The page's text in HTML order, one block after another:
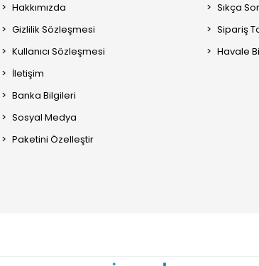
Hakkımızda
Gizlilik Sözleşmesi
Kullanıcı Sözleşmesi
İletişim
Banka Bilgileri
Sosyal Medya
Paketini Özelleştir
Sıkça
Sipariş
Havale